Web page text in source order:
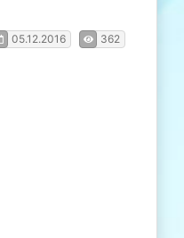
05.12.2016 362